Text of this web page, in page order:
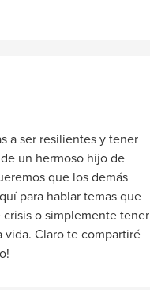
a ser resilientes y tener
un hermoso hijo de
que los demás
para hablar temas que
o simplemente tener
vida. Claro te compartiré